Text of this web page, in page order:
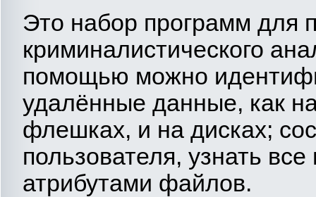
Это набор программ для
криминалистического
помощью можно
удалённые данные, как
флешках, и на дисках;
пользователя, узнать
атрибутами файлов.